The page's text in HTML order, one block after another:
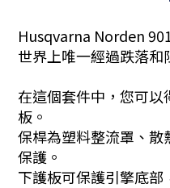
Husqvarna Norden
世界上唯一經過跌落和
在這個套件中，您可
板。
保桿為塑料整流罩、
保護。
下護板可保護引擎底部